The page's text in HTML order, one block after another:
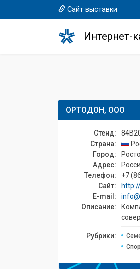
Сайт выставки
Интернет-
ОРТОДОН, ООО
Стенд:
Страна:
Город:
Адрес:
Телефон:
+7
Сайт:
E-mail:
Описание:
Рубрики: